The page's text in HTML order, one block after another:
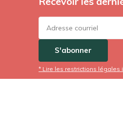
S'abonner
* Lire les restrictions légales